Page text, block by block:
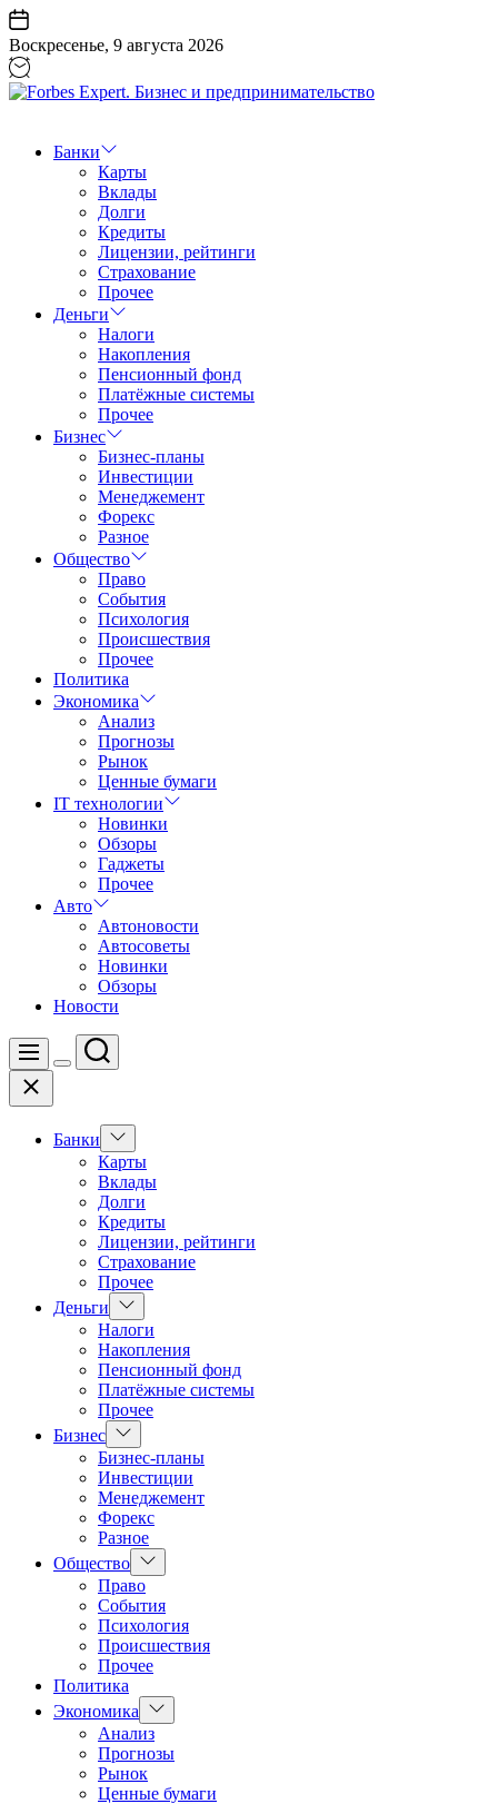
Перейти
к
содержанию
Воскресенье, 9 августа 2026
Бизнес
предпринимательство
Банки
Карты
Вклады
Долги
Кредиты
Лицензии, рейтинги
Страхование
Прочее
Деньги
Налоги
Накопления
Пенсионный фонд
Платёжные системы
Прочее
Бизнес
Бизнес-планы
Инвестиции
Менеджемент
Форекс
Разное
Общество
Право
События
Психология
Происшествия
Прочее
Политика
Экономика
Анализ
Прогнозы
Рынок
Ценные бумаги
IT технологии
Новинки
Обзоры
Гаджеты
Прочее
Авто
Автоновости
Автосоветы
Новинки
Обзоры
Новости
Меню
Цвет
Поиск
Закрыть
Банки
Показать
подменю
Карты
Вклады
Долги
Кредиты
Лицензии, рейтинги
Страхование
Прочее
Деньги
Показать
подменю
Налоги
Накопления
Пенсионный фонд
Платёжные системы
Прочее
Бизнес Показать
подменю
Бизнес-планы
Инвестиции
Менеджемент
Форекс
Разное
Общество Показать
подменю
Право
События
Психология
Происшествия
Прочее
Политика
Экономика
Показать
подменю
Анализ
Прогнозы
Рынок
Ценные бумаги